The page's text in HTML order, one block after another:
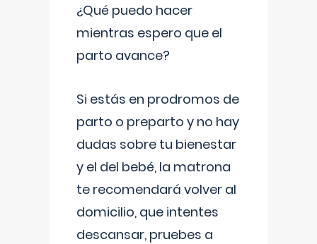
¿Qué puedo hacer
mientras espero que el
parto avance?
Si estás en prodromos de
parto o preparto y no hay
dudas sobre tu bienestar
y el del bebé, la matrona
te recomendará volver al
domicilio, que intentes
descansar, pruebes a